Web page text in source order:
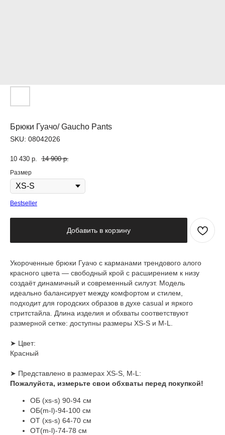
Брюки Гуачо/ Gaucho Pants
SKU: 08042026
10 430 р. 14 900 р.
Размер
Bestseller
Добавить в корзину
Укороченные брюки Гуачо с карманами трендового алого
красного цвета — свободный крой с расширением к низу
создаёт динамичный и современный силуэт. Модель
идеально балансирует между комфортом и стилем,
подходит для городских образов в духе casual и яркого
стритстайла. Длина изделия и обхваты соответствуют
размерной сетке: доступны размеры XS-S и M-L.
➤ Цвет:
Красный
➤ Представлено в размерах XS-S, M-L:
Пожалуйста, измерьте свои обхваты перед покупкой!
ОБ (xs-s) 90-94 см
ОБ(m-l)-94-100 см
ОТ (xs-s) 64-70 см
ОТ(m-l)-74-78 см